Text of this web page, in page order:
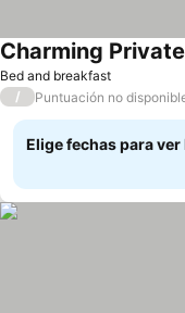
Bed and breakfast
/ Puntuación no
Elige fechas para